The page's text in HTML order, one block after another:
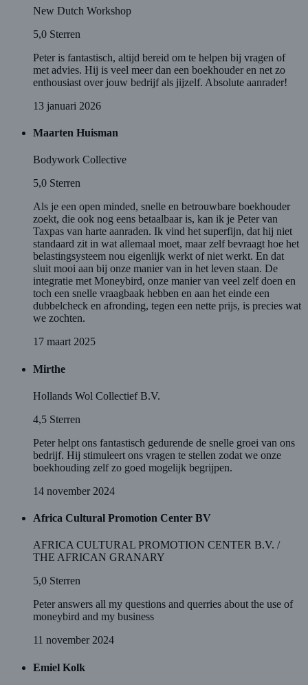
New Dutch Workshop
5,0 Sterren
Peter is fantastisch, altijd bereid om te helpen bij vragen of
met advies. Hij is veel meer dan een boekhouder en net zo
enthousiast over jouw bedrijf als jijzelf. Absolute aanrader!
13 januari 2026
Maarten Huisman
Bodywork Collective
5,0 Sterren
Als je een open minded, snelle en betrouwbare boekhouder
zoekt, die ook nog eens betaalbaar is, kan ik je Peter van
Taxpas van harte aanraden. Ik vind het superfijn, dat hij niet
standaard zit in wat allemaal moet, maar zelf bevraagt hoe het
belastingsysteem nou eigenlijk werkt of niet werkt. En dat
sluit mooi aan bij onze manier van in het leven staan. De
integratie met Moneybird, onze manier van veel zelf doen en
toch een snelle vraagbaak hebben en aan het einde een
dubbelcheck en afronding, tegen een nette prijs, is precies wat
we zochten.
17 maart 2025
Mirthe
Hollands Wol Collectief B.V.
4,5 Sterren
Peter helpt ons fantastisch gedurende de snelle groei van ons
bedrijf. Hij stimuleert ons vragen te stellen zodat we onze
boekhouding zelf zo goed mogelijk begrijpen.
14 november 2024
Africa Cultural Promotion Center BV
AFRICA CULTURAL PROMOTION CENTER B.V. /
THE AFRICAN GRANARY
5,0 Sterren
Peter answers all my questions and querries about the use of
moneybird and my business
11 november 2024
Emiel Kolk